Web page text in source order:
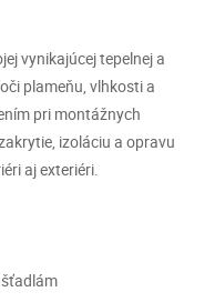
vynikajúcej tepelnej a
plameňu, vlhkosti a
pri montážnych
izoláciu a opravu
aj exteriéri.